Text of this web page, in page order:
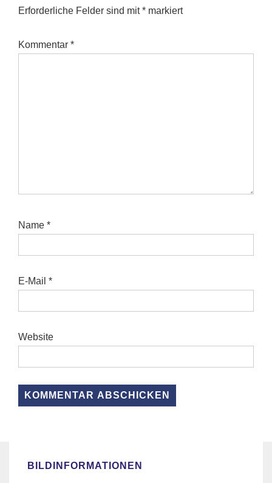
Erforderliche Felder sind mit* markiert
Kommentar *
Name *
E-Mail *
Website
BILDINFORMATIONEN